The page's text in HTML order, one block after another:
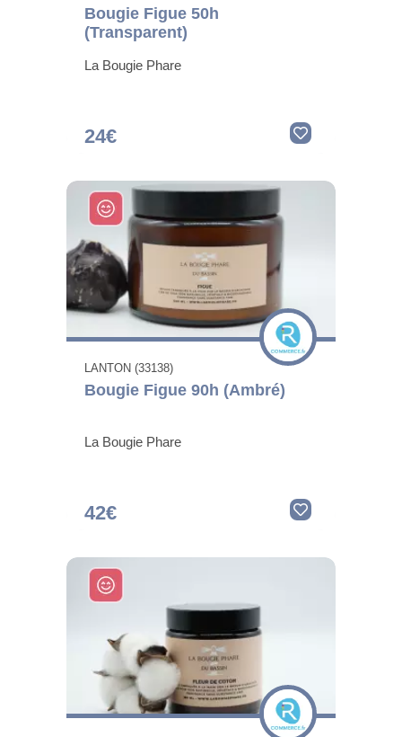
Bougie Figue 50h
(Transparent)
La Bougie Phare
24€
LANTON (33138)
Bougie Figue 90h (Ambré)
La Bougie Phare
42€